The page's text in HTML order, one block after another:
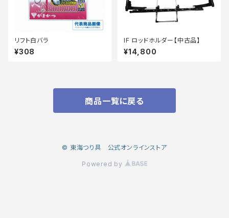
リフト白バラ
¥308
IF ロッドホルダー【中古品】
¥14,800
商品一覧に戻る
© 東海つり具 公式オンラインストア
Powered by